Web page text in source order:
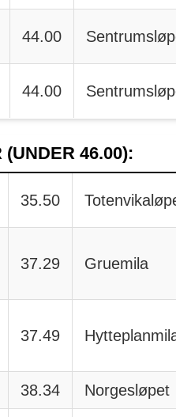
44.00
44.00
46.00):
35.50
37.29 Gruemila
37.49
38.34 Norgesløpet